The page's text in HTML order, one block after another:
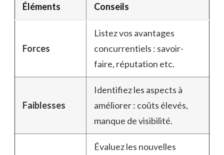
Éléments Conseils
Forces
Listez vos avantages
concurrentiels : savoir-
faire, réputation etc.
Faiblesses
Identifiez les aspects à
améliorer : coûts élevés,
manque de visibilité.
Évaluez les nouvelles